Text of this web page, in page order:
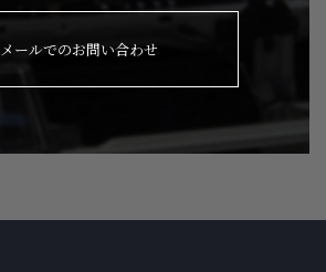
メールでのお問い合わせ